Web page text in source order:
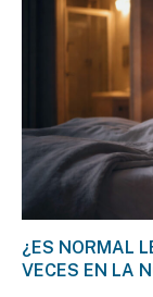
¿ES NORMAL
VECES EN LA